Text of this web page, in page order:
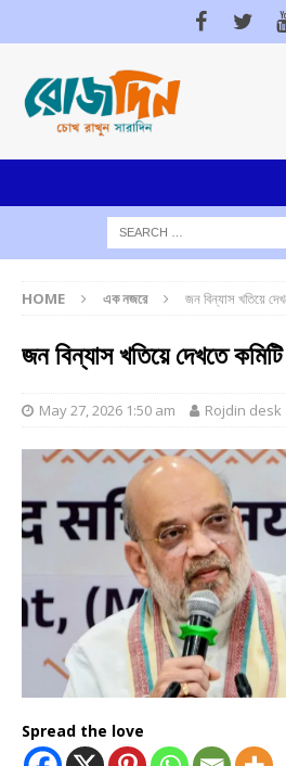
HOME এক নজরে জন বিন্যাস খতিয়ে
জন বিন্যাস খতিয়ে দেখতে
May 27, 2026 1:50 am Rojdin desk
Spread the love